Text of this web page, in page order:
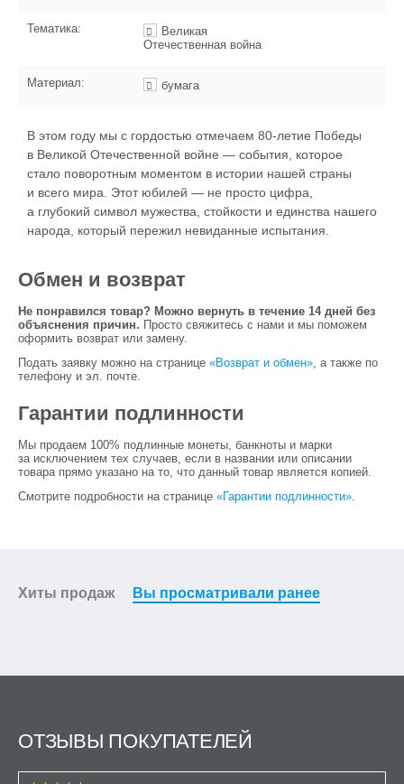
Тематика:
Великая
Отечественная война
Материал: бумага
В этом году мы с гордостью отмечаем 80-летие Победы
в Великой Отечественной войне — события, которое
стало поворотным моментом в истории нашей страны
и всего мира. Этот юбилей — не просто цифра,
а глубокий символ мужества, стойкости и единства нашего
народа, который пережил невиданные испытания.
Обмен и возврат
Не понравился товар? Можно вернуть в течение 14 дней без
объяснения причин. Просто свяжитесь с нами и мы поможем
оформить возврат или замену.
Подать заявку можно на странице «Возврат и обмен», а также по
телефону и эл. почте.
Гарантии подлинности
Мы продаем 100% подлинные монеты, банкноты и марки
за исключением тех случаев, если в названии или описании
товара прямо указано на то, что данный товар является копией.
Смотрите подробности на странице «Гарантии подлинности».
Хиты продаж Вы просматривали ранее
ОТЗЫВЫ ПОКУПАТЕЛЕЙ